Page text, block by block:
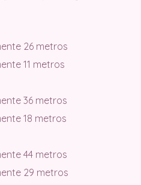
26 metros
11 metros
36 metros
18 metros
44 metros
29 metros